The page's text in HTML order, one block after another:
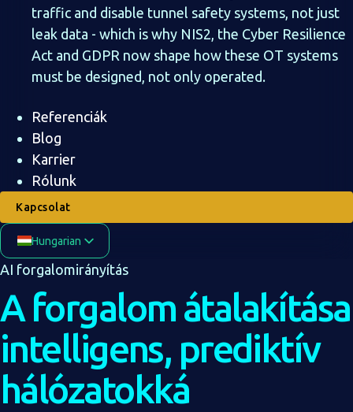
traffic and disable tunnel safety systems, not just
leak data - which is why NIS2, the Cyber Resilience
Act and GDPR now shape how these OT systems
must be designed, not only operated.
Referenciák
Blog
Karrier
Rólunk
Kapcsolat
Hungarian
English
Arabic
Chinese
AI forgalomirányítás
A forgalom átalakítása
intelligens, prediktív
hálózatokká